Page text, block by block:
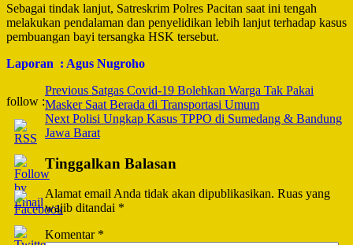
Sebagai tindak lanjut, Satreskrim Polres Pacitan saat ini tengah
melakukan pendalaman dan penyelidikan lebih lanjut terhadap kasus
pembuangan bayi tersangka HSK tersebut.
Laporan : Agus Nugroho
follow :
Post
Navigation
Previous Satgas Covid-19 Bolehkan Warga Tak Pakai
Masker Saat Berada di Transportasi Umum
Next Polisi Ungkap Kasus TPPO di Sumedang & Bandung
Jawa Barat
Tinggalkan Balasan
Alamat email Anda tidak akan dipublikasikan. Ruas yang
wajib ditandai *
Komentar *